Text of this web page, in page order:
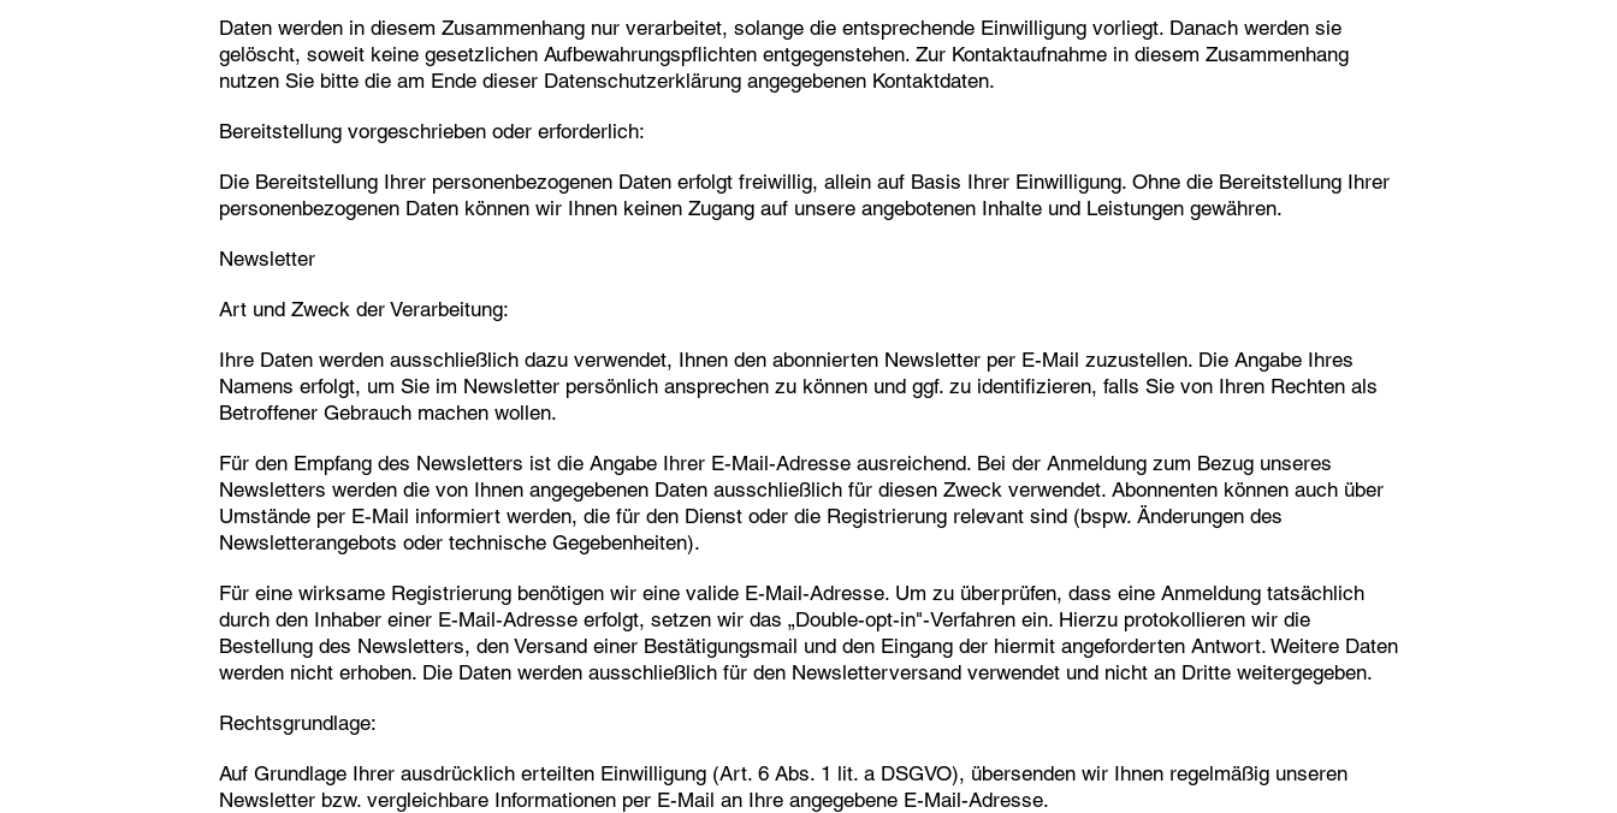
Daten werden in diesem Zusammenhang nur verarbeitet, solange die entsprechende Einwilligung vorliegt. Danach werden sie
gelöscht, soweit keine gesetzlichen Aufbewahrungspflichten entgegenstehen. Zur Kontaktaufnahme in diesem Zusammenhang
nutzen Sie bitte die am Ende dieser Datenschutzerklärung angegebenen Kontaktdaten.
Bereitstellung vorgeschrieben oder erforderlich:
Die Bereitstellung Ihrer personenbezogenen Daten erfolgt freiwillig, allein auf Basis Ihrer Einwilligung. Ohne die Bereitstellung Ihrer
personenbezogenen Daten können wir Ihnen keinen Zugang auf unsere angebotenen Inhalte und Leistungen gewähren.
Newsletter
Art und Zweck der Verarbeitung:
Ihre Daten werden ausschließlich dazu verwendet, Ihnen den abonnierten Newsletter per E-Mail zuzustellen. Die Angabe Ihres
Namens erfolgt, um Sie im Newsletter persönlich ansprechen zu können und ggf. zu identifizieren, falls Sie von Ihren Rechten als
Betroffener Gebrauch machen wollen.
Für den Empfang des Newsletters ist die Angabe Ihrer E-Mail-Adresse ausreichend. Bei der Anmeldung zum Bezug unseres
Newsletters werden die von Ihnen angegebenen Daten ausschließlich für diesen Zweck verwendet. Abonnenten können auch über
Umstände per E-Mail informiert werden, die für den Dienst oder die Registrierung relevant sind (bspw. Änderungen des
Newsletterangebots oder technische Gegebenheiten).
Für eine wirksame Registrierung benötigen wir eine valide E-Mail-Adresse. Um zu überprüfen, dass eine Anmeldung tatsächlich
durch den Inhaber einer E-Mail-Adresse erfolgt, setzen wir das „Double-opt-in"-Verfahren ein. Hierzu protokollieren wir die
Bestellung des Newsletters, den Versand einer Bestätigungsmail und den Eingang der hiermit angeforderten Antwort. Weitere Daten
werden nicht erhoben. Die Daten werden ausschließlich für den Newsletterversand verwendet und nicht an Dritte weitergegeben.
Rechtsgrundlage:
Auf Grundlage Ihrer ausdrücklich erteilten Einwilligung (Art. 6 Abs. 1 lit. a DSGVO), übersenden wir Ihnen regelmäßig unseren
Newsletter bzw. vergleichbare Informationen per E-Mail an Ihre angegebene E-Mail-Adresse.